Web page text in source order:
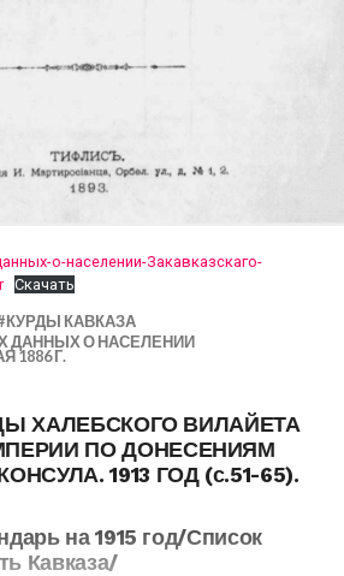
о-населении-Закавказскаго-
Скачать
КУРДЫ КАВКАЗА
ДАННЫХ О НАСЕЛЕНИИ
1886 Г.
ХАЛЕБСКОГО ВИЛАЙЕТА
ПО ДОНЕСЕНИЯМ
1913 ГОД (с.51-65).
на 1915 год/Список
Кавказа/